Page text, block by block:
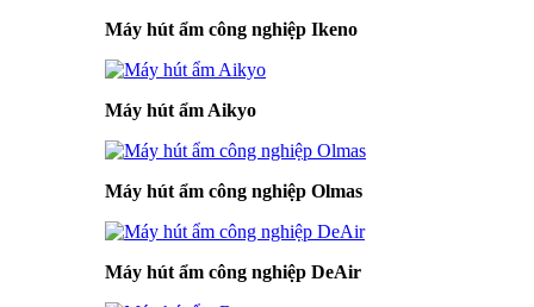
Máy hút ẩm công nghiệp Ikeno
Máy hút ẩm Aikyo
Máy hút ẩm công nghiệp Olmas
Máy hút ẩm công nghiệp DeAir